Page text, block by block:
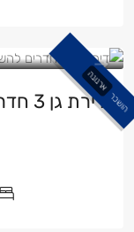
הושכר
ארנונה
דירת גן 3 חדרים להשכרה בארנונה הצעירה